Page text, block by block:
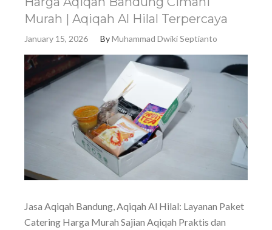
Murah | Aqiqah Al Hilal Terpercaya
January 15, 2026 ByMuhammad Dwiki Septianto
Jasa Aqiqah Bandung, Aqiqah Al Hilal: Layanan Paket
Catering Harga Murah Sajian Aqiqah Praktis dan